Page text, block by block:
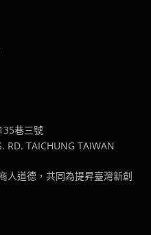
巷三號
RD. TAICHUNG TAIWAN
人道德，共同為提昇臺灣新創